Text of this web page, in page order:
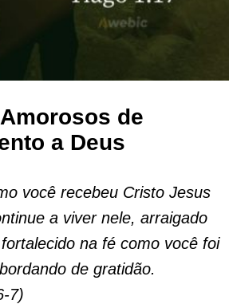
de
a Deus
você recebeu Cristo Jesus
a viver nele, arraigado
na fé como você foi
de gratidão.
7)